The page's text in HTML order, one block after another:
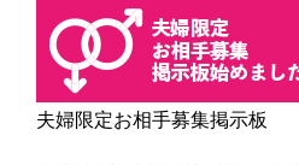
夫婦限定お相手募集掲示板